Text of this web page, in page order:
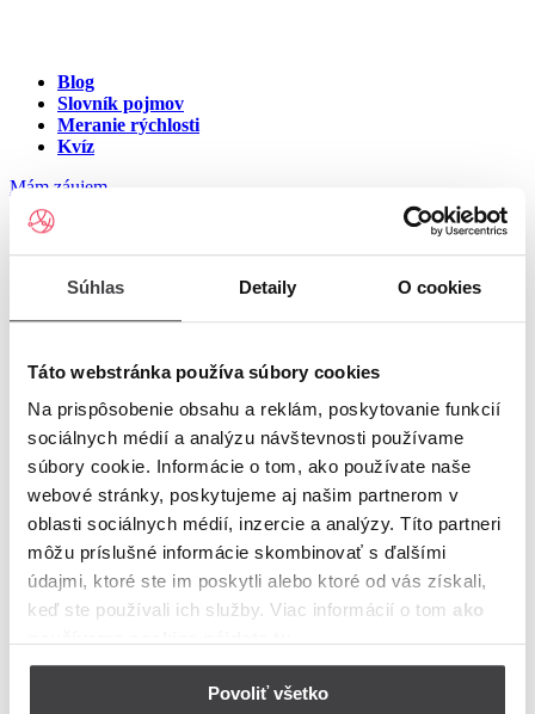
Súhlas Detaily O cookies
Táto webstránka používa súbory cookies
Na prispôsobenie obsahu a reklám, poskytovanie funkcií
sociálnych médií a analýzu návštevnosti používame
súbory cookie. Informácie o tom, ako používate naše
webové stránky, poskytujeme aj našim partnerom v
oblasti sociálnych médií, inzercie a analýzy. Títo partneri
môžu príslušné informácie skombinovať s ďalšími
údajmi, ktoré ste im poskytli alebo ktoré od vás získali,
keď ste používali ich služby. Viac informácií o tom ako
Povoliť všetko
Blog
Slovník pojmov
Meranie rýchlosti
Kvíz
Mám záujem
Internet v meste Horné Breziny
Zadajte ulicu a číslo pre zobrazenie ponuky internetu v meste
Zadajte ulicu a číslopre zobrazenie ponuky internetu v lokalite
Horné Breziny
Zoznam ulíc v meste Horné Breziny
Ulica
Bohužiaľ, nedisponujeme zoznamom dostupných ulíc v danom
meste
© Copyright 2026
Nastavenia cookies